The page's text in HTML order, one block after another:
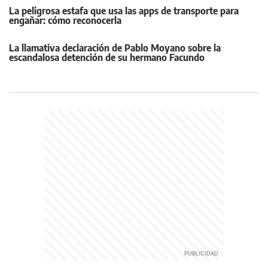
La peligrosa estafa que usa las apps de transporte para
engañar: cómo reconocerla
La llamativa declaración de Pablo Moyano sobre la
escandalosa detención de su hermano Facundo